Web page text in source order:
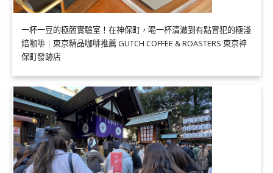
一杯一豆的極簡實驗室！在神保町，喝一杯清澈到有點冒犯的極淺
焙咖啡｜東京精品咖啡推薦 GLITCH COFFEE & ROASTERS 東京神
保町發跡店